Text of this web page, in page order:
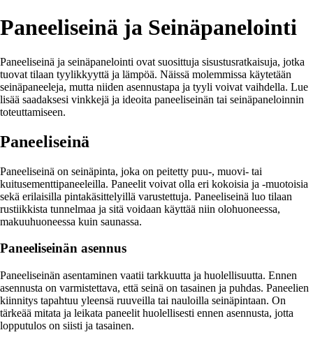
Paneeliseinä ja Seinäpanelointi
Paneeliseinä ja seinäpanelointi ovat suosittuja sisustusratkaisuja, jotka
tuovat tilaan tyylikkyyttä ja lämpöä. Näissä molemmissa käytetään
seinäpaneeleja, mutta niiden asennustapa ja tyyli voivat vaihdella. Lue
lisää saadaksesi vinkkejä ja ideoita paneeliseinän tai seinäpaneloinnin
toteuttamiseen.
Paneeliseinä
Paneeliseinä on seinäpinta, joka on peitetty puu-, muovi- tai
kuitusementtipaneeleilla. Paneelit voivat olla eri kokoisia ja -muotoisia
sekä erilaisilla pintakäsittelyillä varustettuja. Paneeliseinä luo tilaan
rustiikkista tunnelmaa ja sitä voidaan käyttää niin olohuoneessa,
makuuhuoneessa kuin saunassa.
Paneeliseinän asennus
Paneeliseinän asentaminen vaatii tarkkuutta ja huolellisuutta. Ennen
asennusta on varmistettava, että seinä on tasainen ja puhdas. Paneelien
kiinnitys tapahtuu yleensä ruuveilla tai nauloilla seinäpintaan. On
tärkeää mitata ja leikata paneelit huolellisesti ennen asennusta, jotta
lopputulos on siisti ja tasainen.